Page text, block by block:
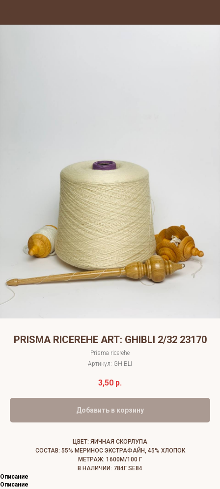
PRISMA RICEREHE ART: GHIBLI 2/32 23170
Prisma ricerehe
Артикул: GHIBLI
3,50 р.
Добавить в корзину
ЦВЕТ: ЯИЧНАЯ СКОРЛУПА
СОСТАВ: 55% МЕРИНОС ЭКСТРАФАЙН, 45% ХЛОПОК
МЕТРАЖ: 1600М/100 Г
В НАЛИЧИИ: 784Г SE84
Описание
Описание